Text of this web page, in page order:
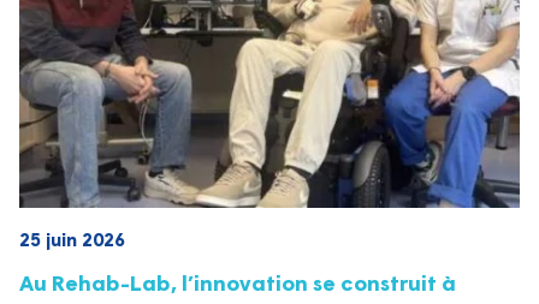
25 juin 2026
Au Rehab-Lab, l’innovation se construit à